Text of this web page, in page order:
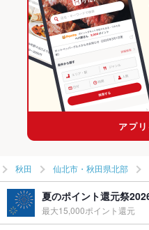
大館市のグルメランキング
秋田 仙北市・秋田県北部
夏のポイント還元祭
最大15,000ポイント還元